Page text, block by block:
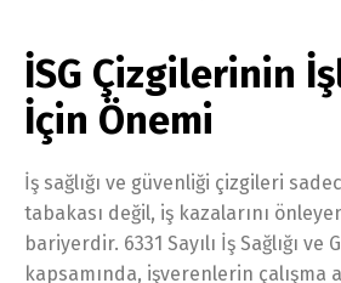
İSG Çizgilerinin
İçin Önemi
İş sağlığı ve güvenliği çizgileri
tabakası değil, iş kazalarını
bariyerdir. 6331 Sayılı İş Sağlığı ve
kapsamında, işverenlerin çalışma